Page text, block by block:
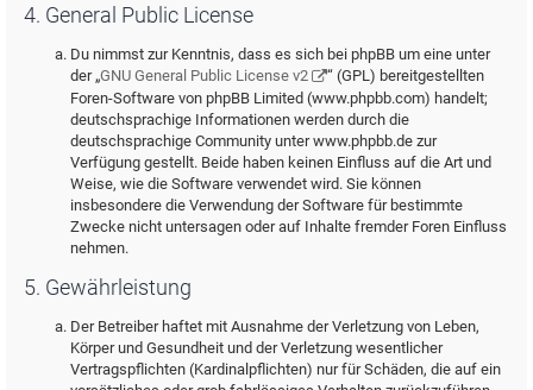
4. General Public License
Du nimmst zur Kenntnis, dass es sich bei phpBB um eine unter
der „GNU General Public License v2
“ (GPL) bereitgestellten
Foren-Software von phpBB Limited (www.phpbb.com) handelt;
deutschsprachige Informationen werden durch die
deutschsprachige Community unter www.phpbb.de zur
Verfügung gestellt. Beide haben keinen Einfluss auf die Art und
Weise, wie die Software verwendet wird. Sie können
insbesondere die Verwendung der Software für bestimmte
Zwecke nicht untersagen oder auf Inhalte fremder Foren Einfluss
nehmen.
5. Gewährleistung
Der Betreiber haftet mit Ausnahme der Verletzung von Leben,
Körper und Gesundheit und der Verletzung wesentlicher
Vertragspflichten (Kardinalpflichten) nur für Schäden, die auf ein